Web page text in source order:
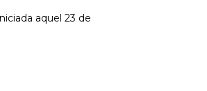
aquel 23 de